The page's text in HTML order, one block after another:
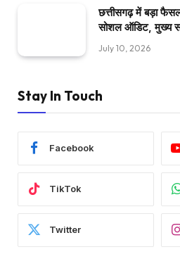
छत्तीसगढ़ में बड़ा
सोशल ऑडिट, मुख्य
July 10, 2026
Stay In Touch
Facebook
TikTok
Twitter